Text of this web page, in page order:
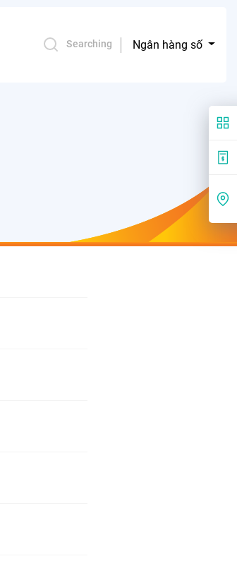
Searching Ngân hàng số